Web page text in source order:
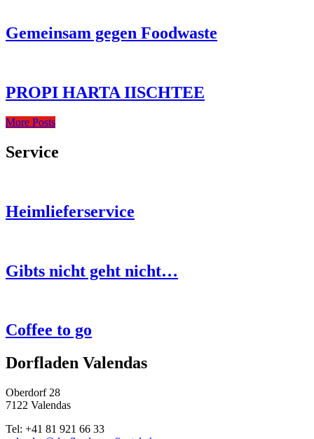
Gemeinsam gegen Foodwaste
PROPI HARTA IISCHTEE
More Posts
Service
Heimlieferservice
Gibts nicht geht nicht…
Coffee to go
Dorfladen Valendas
Oberdorf 28
7122 Valendas
Tel: +41 81 921 66 33